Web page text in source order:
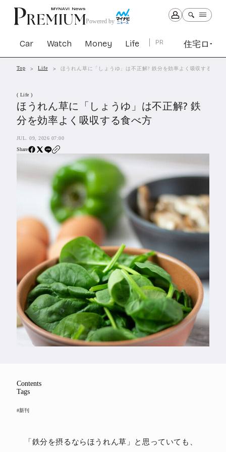
Powered by
Car Watch Money Life PR 住宅ロー
Car Watch Money Life
住宅ローン
SBIネオトレード証券27
特集&連載記事
Feature
Series
Top Life ほうれん草に「しょうゆ」は不正解? 鉄分を効率よく吸収する食べ
( Life )
ほうれん草に「しょうゆ」は不正解? 鉄
分を効率よく吸収する食べ方
JUL. 09, 2026 07:00
Share
Contents
Tags
#新刊
「鉄分を摂るならほうれん草」と思っていても、